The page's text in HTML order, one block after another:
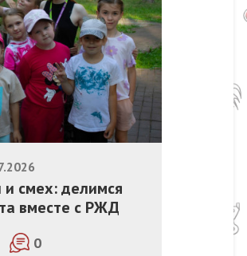
смех: делимся
вместе с РЖД
0